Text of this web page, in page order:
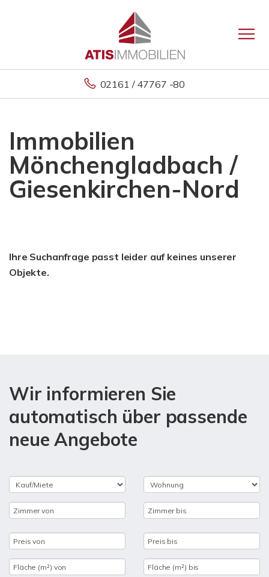
02161 / 47767 -80
Immobilien
Mönchengladbach /
Giesenkirchen-Nord
Ihre Suchanfrage passt leider auf keines unserer
Objekte.
Wir informieren Sie
automatisch über passende
neue Angebote